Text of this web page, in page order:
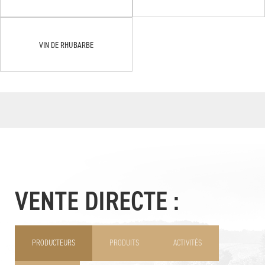
VIN DE RHUBARBE
VENTE DIRECTE :
PRODUCTEURS PRODUITS ACTIVITÉS